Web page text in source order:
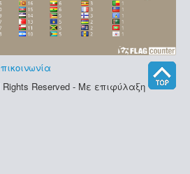
Rights Reserved - Με επιφύλαξη